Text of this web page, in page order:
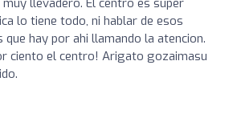
lo tiene todo, ni hablar de esos
que hay por ahi llamando la atencion.
ciento el centro! Arigato gozaimasu